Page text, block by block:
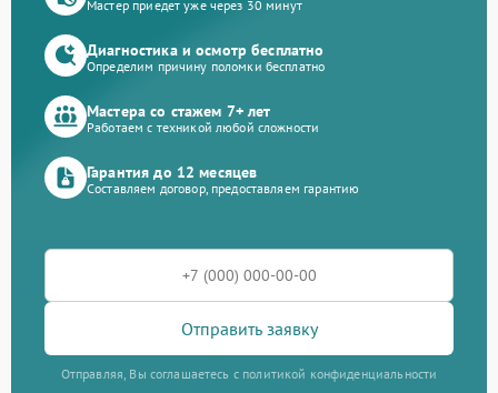
Мастер приедет уже через 30 минут
Диагностика и осмотр бесплатно
Определим причину поломки бесплатно
Мастера со стажем 7+ лет
Работаем с техникой любой сложности
Гарантия до 12 месяцев
Составляем договор, предоставляем гарантию
Отправить заявку
Отправляя, Вы соглашаетесь с политикой конфиденциальности